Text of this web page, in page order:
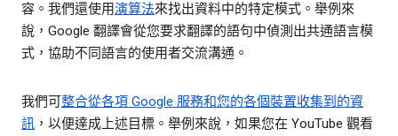
容。我們還使用演算法來找出資料中的特定模式。舉例來
說，Google 翻譯會從您要求翻譯的語句中偵測出共通語言模
式，協助不同語言的使用者交流溝通。
我們可整合從各項 Google 服務和您的各個裝置收集到的資
訊 ，以便達成上述目標。舉例來說，如果您在 YouTube 觀看